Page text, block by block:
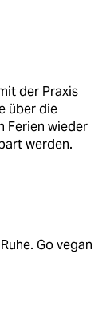
der Praxis
über die
Ferien wieder
werden.
Go vegan